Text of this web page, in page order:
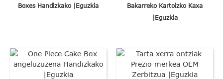
Boxes Handizkako |Eguzkia
Bakarreko Kartoizko Kaxa
|Eguzkia